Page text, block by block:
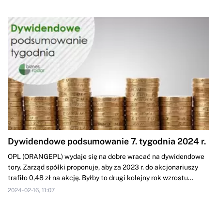
Dywidendowe podsumowanie 7. tygodnia 2024 r.
OPL (ORANGEPL) wydaje się na dobre wracać na dywidendowe
tory. Zarząd spółki proponuje, aby za 2023 r. do akcjonariuszy
trafiło 0,48 zł na akcję. Byłby to drugi kolejny rok wzrostu...
2024-02-16, 11:07